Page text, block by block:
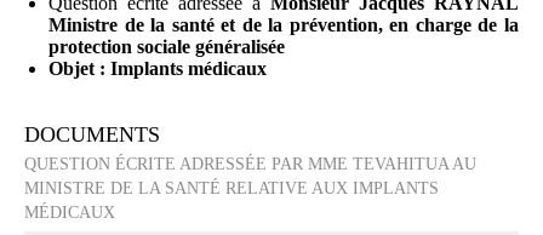
Ministre de la santé et de la prévention, en charge de la
protection sociale généralisée
Objet : Implants médicaux
DOCUMENTS
QUESTION ÉCRITE ADRESSÉE PAR MME TEVAHITUA AU
MINISTRE DE LA SANTÉ RELATIVE AUX IMPLANTS
MÉDICAUX